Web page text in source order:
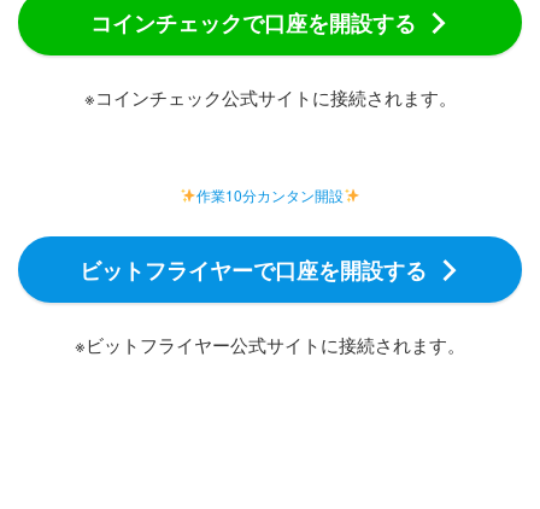
コインチェックで口座を開設する
※コインチェック公式サイトに接続されます。
作業10分カンタン開設
ビットフライヤーで口座を開設する
※ビットフライヤー公式サイトに接続されます。